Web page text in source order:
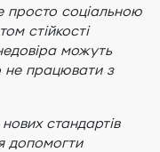
просто соціальною
стійкості
можуть
працювати з
стандартів
допомогти